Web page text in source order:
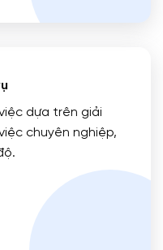
dựa trên giải
chuyên nghiệp,